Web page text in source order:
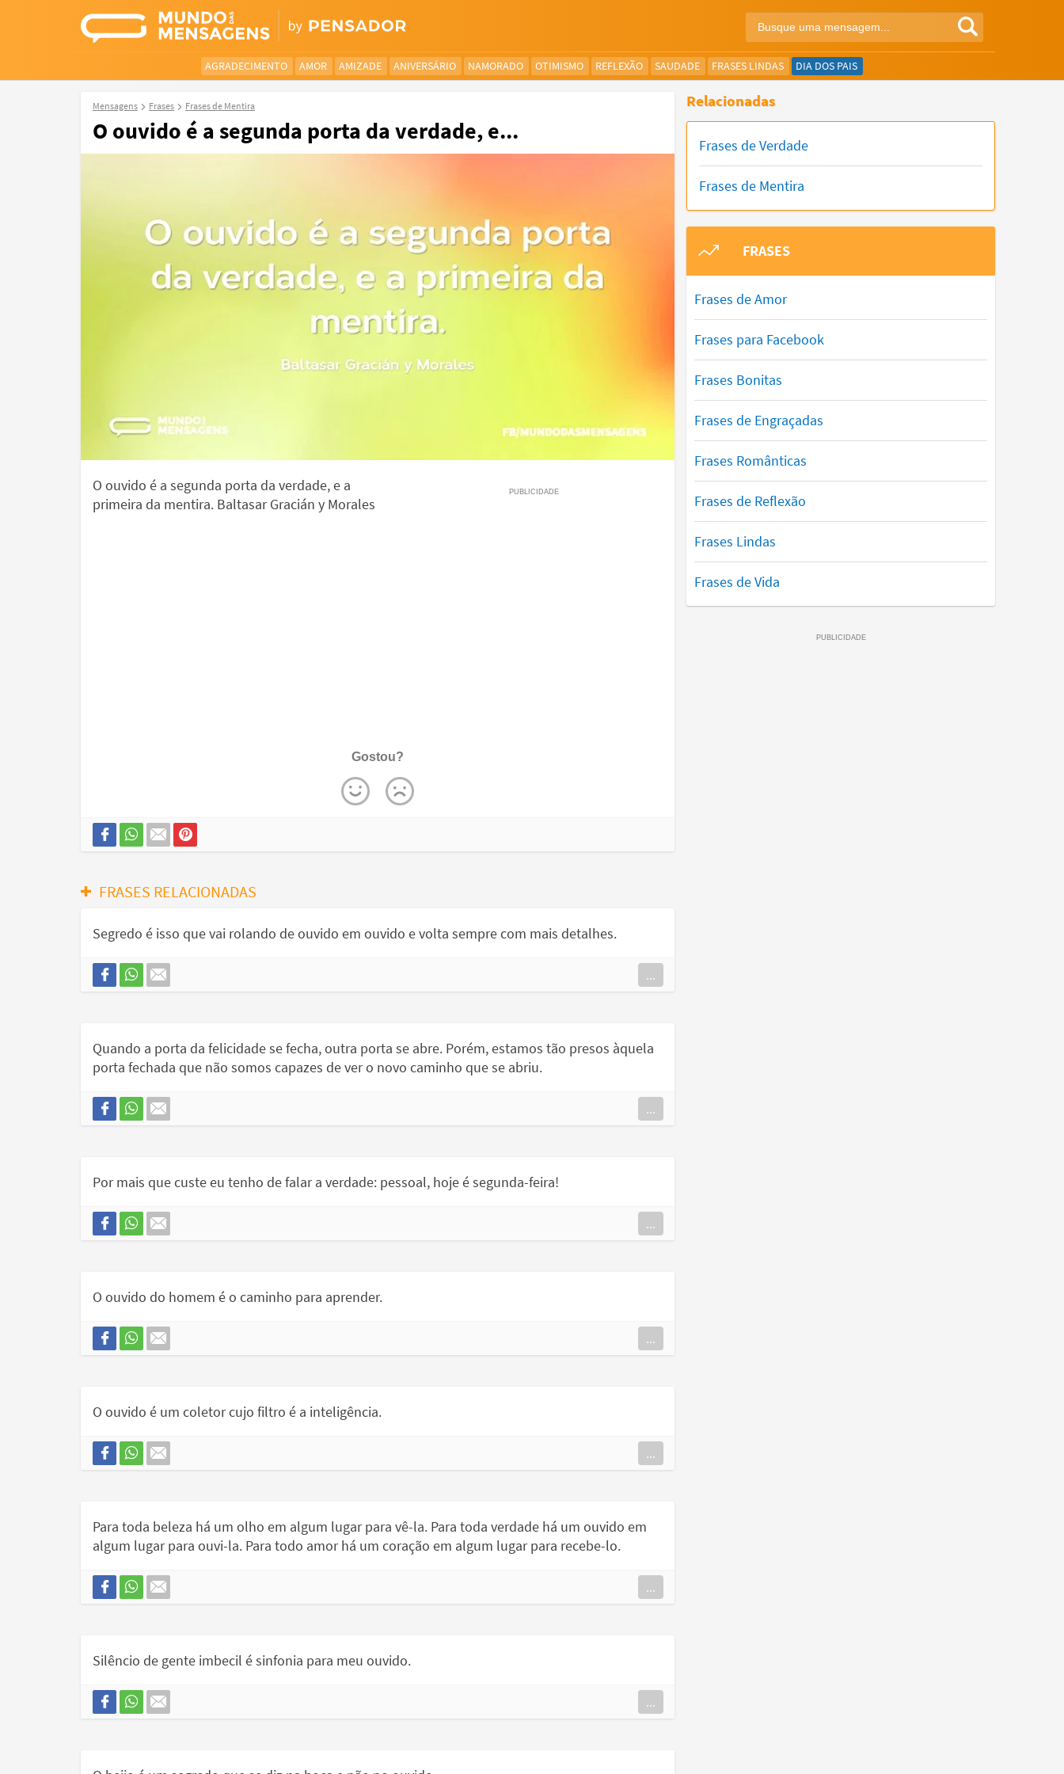
AGRADECIMENTO AMOR AMIZADE ANIVERSÁRIO NAMORADO OTIMISMO REFLEXÃO SAUDADE FRASES LINDAS DIA DOS PAIS
Mensagens Frases Frases de Mentira
O ouvido é a segunda porta da verdade, e...
O ouvido é a segunda porta da verdade, e a
primeira da mentira. Baltasar Gracián y Morales
Gostou?
FRASES RELACIONADAS
Segredo é isso que vai rolando de ouvido em ouvido e volta sempre com mais detalhes.
...
Quando a porta da felicidade se fecha, outra porta se abre. Porém, estamos tão presos àquela
porta fechada que não somos capazes de ver o novo caminho que se abriu.
...
Por mais que custe eu tenho de falar a verdade: pessoal, hoje é segunda-feira!
...
O ouvido do homem é o caminho para aprender.
...
O ouvido é um coletor cujo filtro é a inteligência.
...
Para toda beleza há um olho em algum lugar para vê-la. Para toda verdade há um ouvido em
algum lugar para ouvi-la. Para todo amor há um coração em algum lugar para recebe-lo.
...
Silêncio de gente imbecil é sinfonia para meu ouvido.
...
Relacionadas
Frases de Verdade
Frases de Mentira
FRASES
Frases de Amor
Frases para Facebook
Frases Bonitas
Frases de Engraçadas
Frases Românticas
Frases de Reflexão
Frases Lindas
Frases de Vida